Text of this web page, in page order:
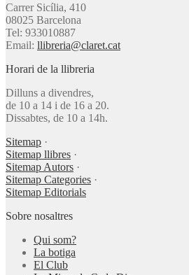
Carrer Sicília, 410
08025 Barcelona
Tel: 933010887
Email: llibreria@claret.cat
Horari de la llibreria
Dilluns a divendres,
de 10 a 14 i de 16 a 20.
Dissabtes, de 10 a 14h.
Sitemap ·
Sitemap llibres ·
Sitemap Autors ·
Sitemap Categories ·
Sitemap Editorials
Sobre nosaltres
Qui som?
La botiga
El Club